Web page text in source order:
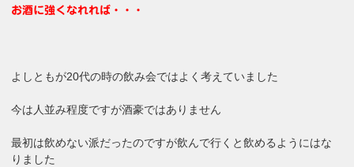
お酒に強くなれれば・・・
よしともが20代の時の飲み会ではよく考えていました
今は人並み程度ですが酒豪ではありません
最初は飲めない派だったのですが飲んで行くと飲めるようにはな
りました